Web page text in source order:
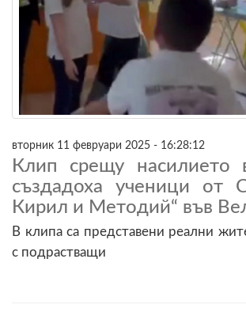
вторник 11 февруари 2025 - 16:28:12
Клип срещу насилието
създадоха ученици от
Кирил и Методий“ във
В клипа са представени реални
с подрастващи